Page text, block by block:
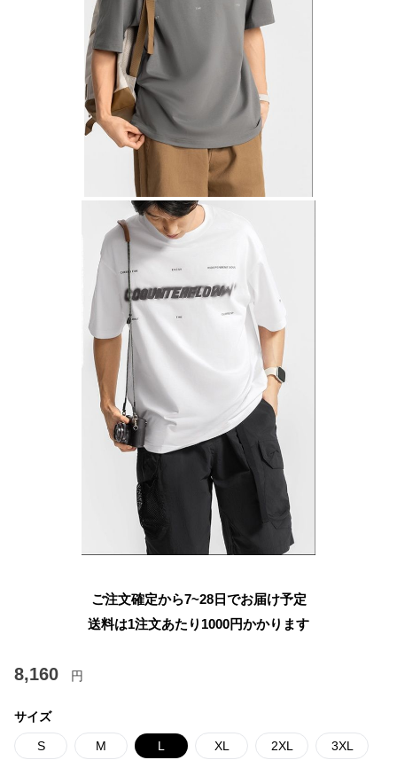
ご注文確定から7~28日でお届け予定
送料は1注文あたり 1000円かかります
8,160 円
サイズ
S M L XL 2XL 3XL